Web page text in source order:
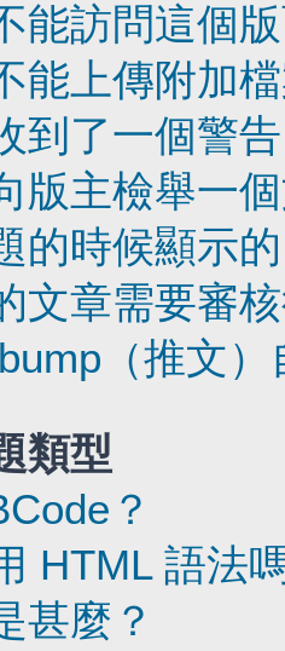
能訪問這個
能上傳附加
到了一個警
版主檢舉一
的時候顯示
文章需要審
（推文
類型
？
HTML 語法
甚麼？